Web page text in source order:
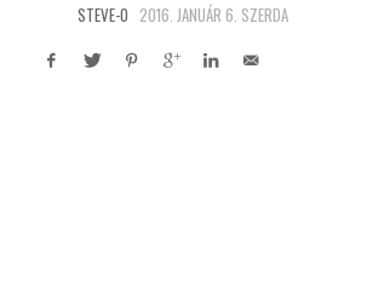
STEVE-O 2016. JANUÁR 6. SZERDA